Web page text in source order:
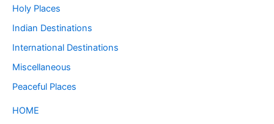
Holy Places
Indian Destinations
International Destinations
Miscellaneous
Peaceful Places
HOME